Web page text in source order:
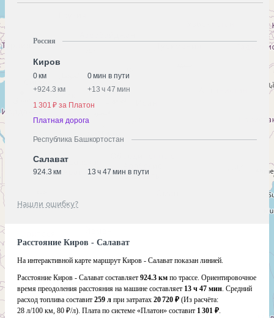
Россия
Киров
0 км
0 мин в пути
+924.3 км +13 ч 47 мин
1 301 ₽ за Платон
Платная дорога
Республика Башкортостан
Салават
924.3 км 13 ч 47 мин в пути
Нашли ошибку?
Расстояние Киров - Салават
На интерактивной карте маршрут Киров - Салават показан линией.
Расстояние Киров - Салават составляет 924.3 км по трассе. Ориентировочное
время преодоления расстояния на машине составляет 13 ч 47 мин. Средний
расход топлива составит 259 л при затратах 20 720 ₽ (Из расчёта:
28 л/100 км, 80 ₽/л). Плата по системе «Платон» составит 1 301 ₽.